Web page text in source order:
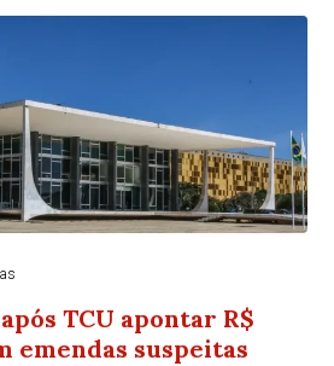
TCU apontar R$
emendas suspeitas